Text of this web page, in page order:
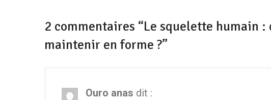
2 commentaires “Le squelette humain
maintenir en forme ?”
Ouro anas dit :